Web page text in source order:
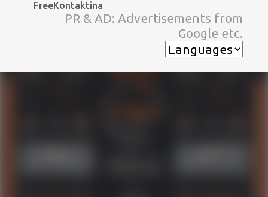
スキップしてメイン コンテンツに移動
FreeKontaktina
PR & AD: Advertisements from
Google etc.